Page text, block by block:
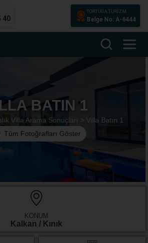
40
TORTUGA TURİZM
Belge No: A-6444
BATIN 1
Villa Arama Sonuçları > Villa Batın 1
Tüm Fotoğrafları Göster
KONUM
Kalkan / Kınık